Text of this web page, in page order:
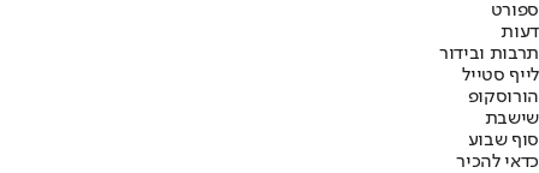
ספורט
דעות
תרבות ובידור
לייף סטייל
הורוסקופ
שישבת
סוף שבוע
כדאי להכיר